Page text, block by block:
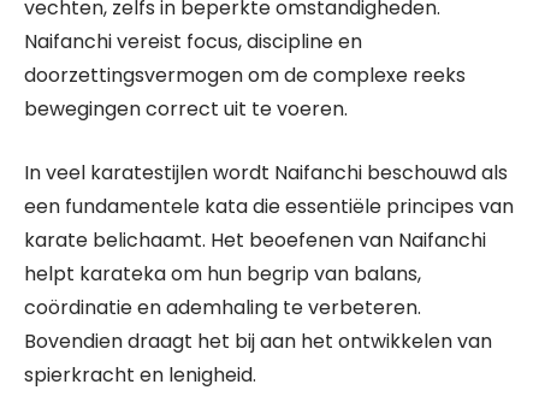
vechten, zelfs in beperkte omstandigheden.
Naifanchi vereist focus, discipline en
doorzettingsvermogen om de complexe reeks
bewegingen correct uit te voeren.
In veel karatestijlen wordt Naifanchi beschouwd als
een fundamentele kata die essentiële principes van
karate belichaamt. Het beoefenen van Naifanchi
helpt karateka om hun begrip van balans,
coördinatie en ademhaling te verbeteren.
Bovendien draagt het bij aan het ontwikkelen van
spierkracht en lenigheid.